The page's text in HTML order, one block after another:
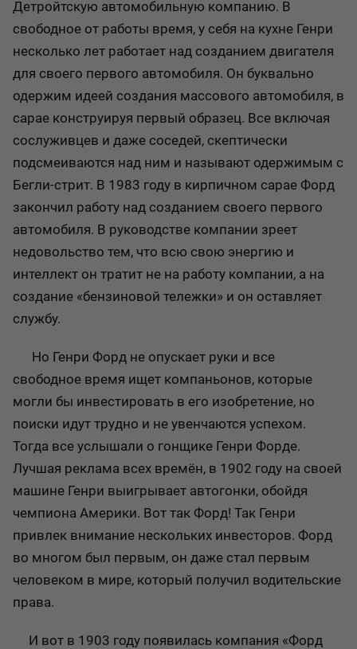
Детройтскую автомобильную компанию. В
свободное от работы время, у себя на кухне Генри
несколько лет работает над созданием двигателя
для своего первого автомобиля. Он буквально
одержим идеей создания массового автомобиля, в
сарае конструируя первый образец. Все включая
сослуживцев и даже соседей, скептически
подсмеиваются над ним и называют одержимым с
Бегли-стрит. В 1983 году в кирпичном сарае Форд
закончил работу над созданием своего первого
автомобиля. В руководстве компании зреет
недовольство тем, что всю свою энергию и
интеллект он тратит не на работу компании, а на
создание «бензиновой тележки» и он оставляет
службу.
Но Генри Форд не опускает руки и все
свободное время ищет компаньонов, которые
могли бы инвестировать в его изобретение, но
поиски идут трудно и не увенчаются успехом.
Тогда все услышали о гонщике Генри Форде.
Лучшая реклама всех времён, в 1902 году на своей
машине Генри выигрывает автогонки, обойдя
чемпиона Америки. Вот так Форд! Так Генри
привлек внимание нескольких инвесторов. Форд
во многом был первым, он даже стал первым
человеком в мире, который получил водительские
права.
И вот в 1903 году появилась компания «Форд